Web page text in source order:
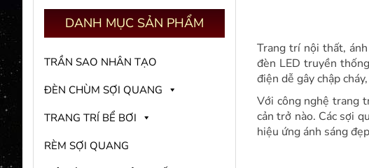
Trang trí nội thất,
đèn LED truyền
điện dễ gây chập
Với công nghệ trang
cản trở nào. Các sợi
hiệu ứng ánh sáng
DANH MỤC SẢN PHẨM
TRẦN SAO NHÂN TẠO
ĐÈN CHÙM SỢI QUANG
TRANG TRÍ BỂ BƠI
RÈM SỢI QUANG